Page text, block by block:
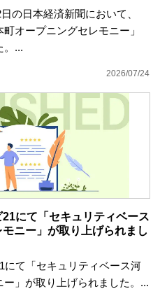
の日本経済新聞において、
オープニングセレモニー」
。...
2026/07/24
21にて「セキュリティベース
ニー」が取り上げられまし
にて「セキュリティベース河
」が取り上げられました。...